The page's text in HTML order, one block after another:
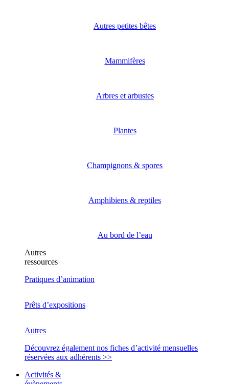
Autres petites bêtes
Mammifères
Arbres et arbustes
Plantes
Champignons & spores
Amphibiens & reptiles
Au bord de l’eau
Autres
ressources
Pratiques d’animation
Prêts d’expositions
Autres
Découvrez également nos fiches d’activité mensuelles
réservées aux adhérents >>
Activités &